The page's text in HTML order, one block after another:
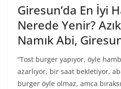
Giresun’da En İyi
Nerede Yenir?
Namık Abi,
“Tost burger yapıyor, öyle
azarlıyor, bir saat bekletiyor,
burger öyle olmaz, amca